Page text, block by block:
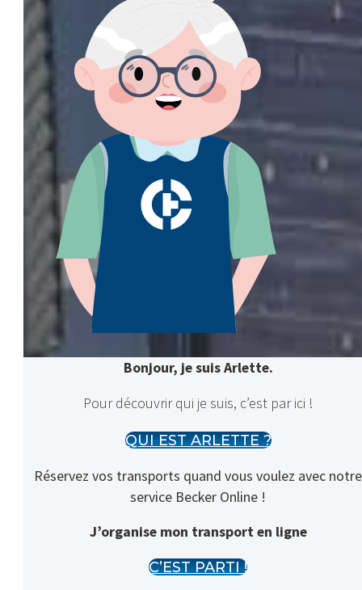
Bonjour, je suis Arlette.
Pour découvrir qui je suis, c’est par ici !
QUI EST ARLETTE ?
Réservez vos transports quand vous voulez avec notre
service Becker Online !
J’organise mon transport en ligne
C’EST PARTI !